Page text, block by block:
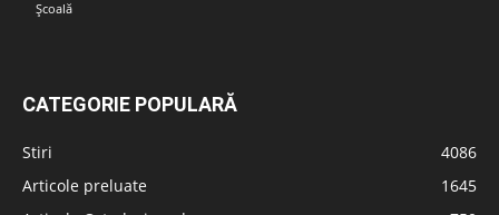
Școală
CATEGORIE POPULARĂ
Stiri
4086
Articole preluate
1645